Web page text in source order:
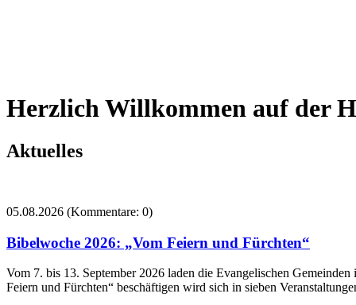
Herzlich Willkommen auf der
Aktuelles
05.08.2026 (Kommentare: 0)
Bibelwoche 2026: „Vom Feiern und Fürchten“
Vom 7. bis 13. September 2026 laden die Evangelischen
Feiern und Fürchten“ beschäftigen wird sich in sieben